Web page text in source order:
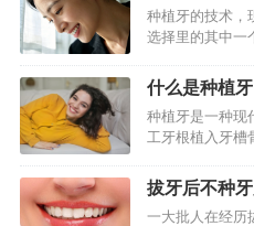
长寿命的实
种植牙的技术，
选择里的其中一
用多长时间呢？
数量众多的病例
什么是种植
势解析
种植牙是一种现
工牙根植入牙槽
群提供长期稳定
植牙因不损伤
拔牙后不种
好？对比分
一大批人在经历